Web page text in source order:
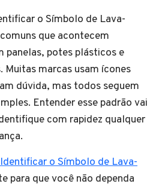
o Símbolo de Lava-
que acontecem
panelas, potes plásticos e
Muitas marcas usam ícones
dúvida, mas todos seguem
Entender esse padrão vai
com rapidez qualquer
o Símbolo de Lava-
para que você não dependa